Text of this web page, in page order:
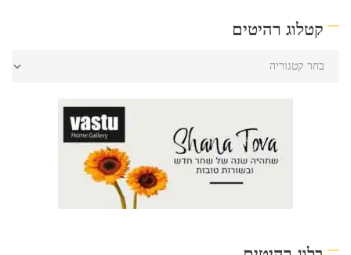
קטלוג רהיטים